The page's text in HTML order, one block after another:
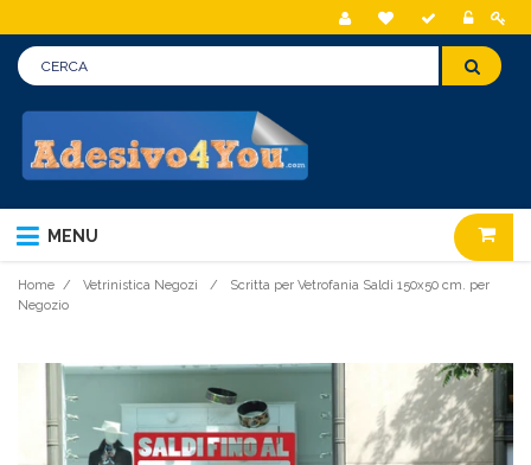
MENU
Home / Vetrinistica Negozi /
Scritta per Vetrofania Saldi 150x50 cm. per
Negozio